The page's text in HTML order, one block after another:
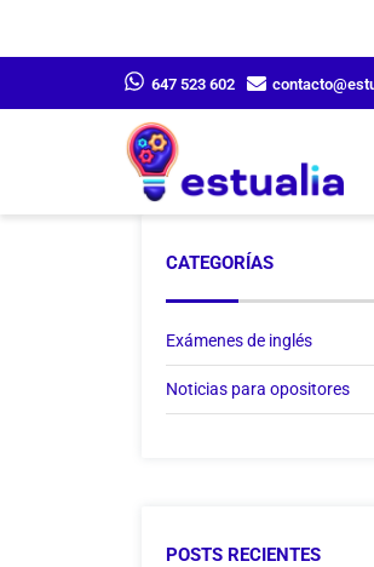
647 523 602
CATEGORÍAS
Exámenes de inglés
Noticias para opositores
POSTS RECIENTES